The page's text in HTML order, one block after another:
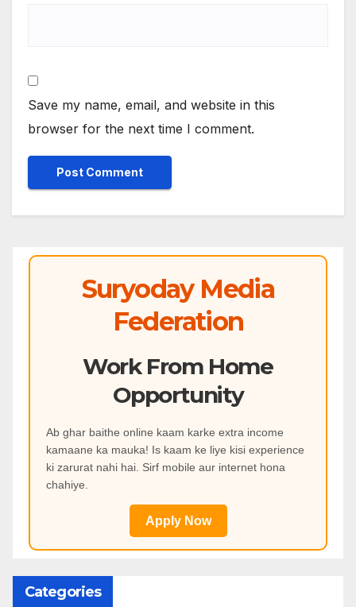
Save my name, email, and website in this
browser for the next time I comment.
Suryoday Media
Federation
Work From Home
Opportunity
Ab ghar baithe online kaam karke extra income
kamaane ka mauka! Is kaam ke liye kisi experience
ki zarurat nahi hai. Sirf mobile aur internet hona
chahiye.
Apply Now
Categories